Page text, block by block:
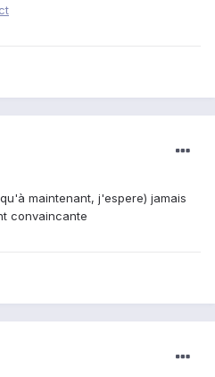
maintenant, j'espere) jamais
convaincante